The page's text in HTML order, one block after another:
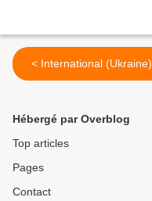
< International (Ukraine)
Hébergé par Overblog
Top articles
Pages
Contact